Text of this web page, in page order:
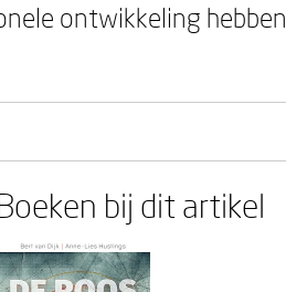
ontwikkeling hebben
bij dit artikel